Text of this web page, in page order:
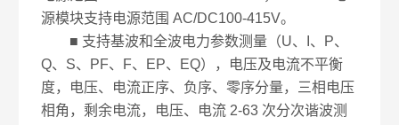
源模块支持电源范围 AC/DC100-415V。
■ 支持基波和全波电力参数测量（U、I、P、
Q、S、PF、F、EP、EQ），电压及电流不平衡
度，电压、电流正序、负序、零序分量，三相电压
相角，剩余电流，电压、电流 2-63 次分次谐波测